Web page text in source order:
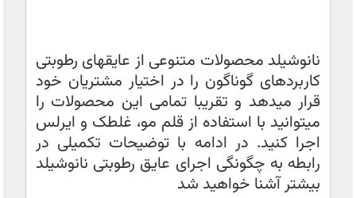
نانوشیلد محصولات متنوعی از عایقهای رطوبتی
کاربردهای گوناگون را در اختیار مشتریان خود
قرار میدهد و تقریبا تمامی این محصولات را
میتوانید با استفاده از قلم مو، غلطک و ایرلس
اجرا کنید. در ادامه با توضیحات تکمیلی در
رابطه به چگونگی اجرای عایق رطوبتی نانوشیلد
بیشتر آشنا خواهید شد